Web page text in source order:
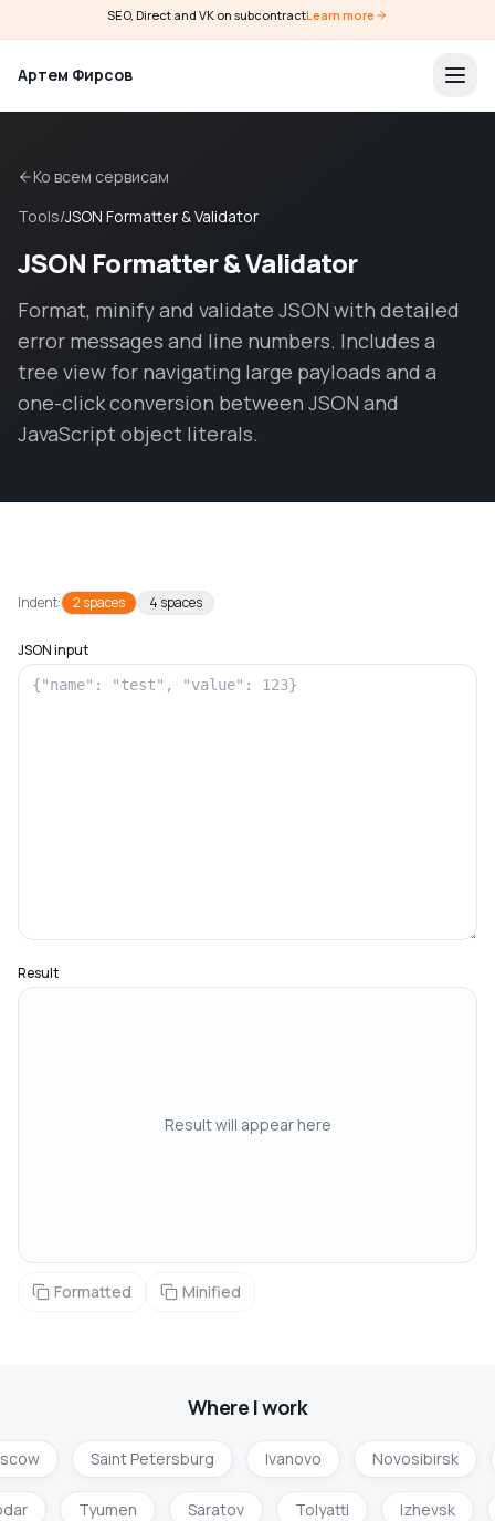
SEO, Direct and VK on subcontractLearn more
Артем Фирсов
Ко всем сервисам
Tools/JSON Formatter & Validator
JSON Formatter & Validator
Format, minify and validate JSON with detailed
error messages and line numbers. Includes a
tree view for navigating large payloads and a
one-click conversion between JSON and
JavaScript object literals.
Indent: 2 spaces 4 spaces
JSON input
Result
Result will appear here
Formatted Minified
Where I work
Saint Petersburg Ivanovo Novosibirsk
Tyumen Saratov Tolyatti Izhevsk